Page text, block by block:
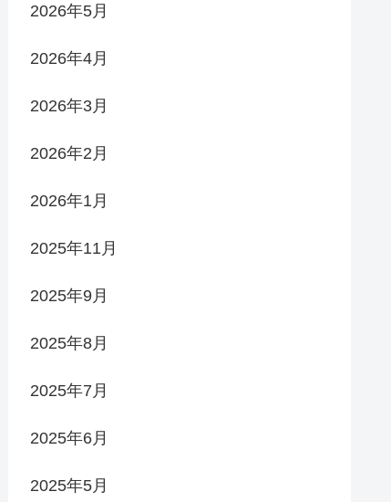
2026年5月
2026年4月
2026年3月
2026年2月
2026年1月
2025年11月
2025年9月
2025年8月
2025年7月
2025年6月
2025年5月